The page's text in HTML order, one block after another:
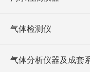
气体检测仪
气体分析仪器及成套